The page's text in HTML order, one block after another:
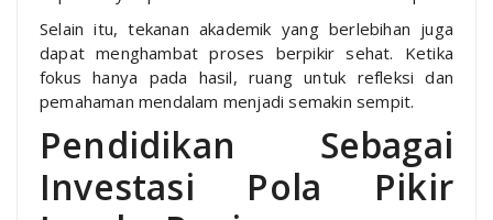
Selain itu, tekanan akademik yang berlebihan juga
dapat menghambat proses berpikir sehat. Ketika
fokus hanya pada hasil, ruang untuk refleksi dan
pemahaman mendalam menjadi semakin sempit.
Pendidikan Sebagai
Investasi Pola Pikir